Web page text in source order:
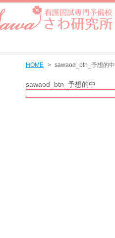
HOME sawaod_btn_予想的中
sawaod_btn_予想的中